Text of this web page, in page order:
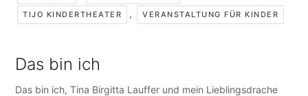
TIJO KINDERTHEATER , VERANSTALTUNG FÜR KINDER
Das bin ich
Das bin ich, Tina Birgitta Lauffer und mein Lieblingsdrache